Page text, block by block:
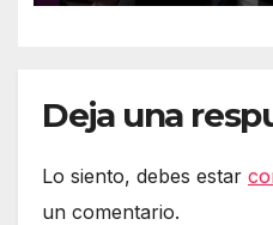
Deja una
Lo siento, debes estar
un comentario.